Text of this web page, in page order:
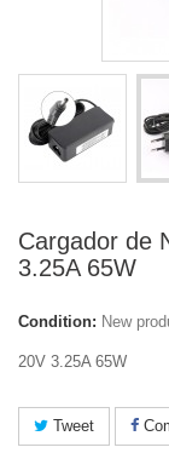
Cargador de
3.25A 65W
Condition: New
20V 3.25A 65W
Tweet